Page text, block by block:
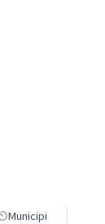
Municipi